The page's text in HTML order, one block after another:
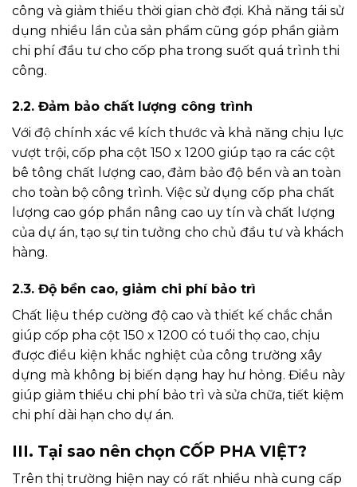
công và giảm thiểu thời gian chờ đợi. Khả năng tái sử
dụng nhiều lần của sản phẩm cũng góp phần giảm
chi phí đầu tư cho cốp pha trong suốt quá trình thi
công.
2.2. Đảm bảo chất lượng công trình
Với độ chính xác về kích thước và khả năng chịu lực
vượt trội, cốp pha cột 150 x 1200 giúp tạo ra các cột
bê tông chất lượng cao, đảm bảo độ bền và an toàn
cho toàn bộ công trình. Việc sử dụng cốp pha chất
lượng cao góp phần nâng cao uy tín và chất lượng
của dự án, tạo sự tin tưởng cho chủ đầu tư và khách
hàng.
2.3. Độ bền cao, giảm chi phí bảo trì
Chất liệu thép cường độ cao và thiết kế chắc chắn
giúp cốp pha cột 150 x 1200 có tuổi thọ cao, chịu
được điều kiện khắc nghiệt của công trường xây
dựng mà không bị biến dạng hay hư hỏng. Điều này
giúp giảm thiểu chi phí bảo trì và sửa chữa, tiết kiệm
chi phí dài hạn cho dự án.
III. Tại sao nên chọn CỐP PHA VIỆT?
Trên thị trường hiện nay có rất nhiều nhà cung cấp